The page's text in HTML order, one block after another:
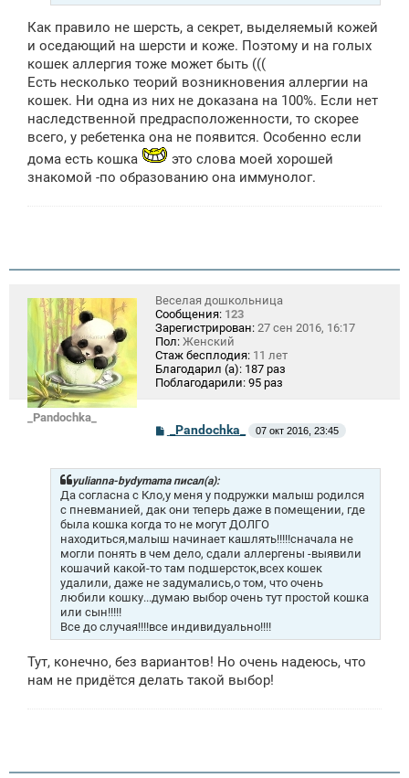
Как правило не шерсть, а секрет, выделяемый кожей
и оседающий на шерсти и коже. Поэтому и на голых
кошек аллергия тоже может быть (((
Есть несколько теорий возникновения аллергии на
кошек. Ни одна из них не доказана на 100%. Если нет
наследственной предрасположенности, то скорее
всего, у ребетенка она не появится. Особенно если
дома есть кошка
это слова моей хорошей
знакомой -по образованию она иммунолог.
_Pandochka_
Веселая дошкольница
Сообщения: 123
Зарегистрирован: 27 сен 2016, 16:17
Пол: Женский
Стаж бесплодия: 11 лет
Благодарил (а): 187 раз
Поблагодарили: 95 раз
б
щ
е
н
и
е
_Pandochka_ 07 окт 2016, 23:45
yulianna-bydymama писал(а):
Да согласна с Кло,у меня у подружки малыш родился
с пневманией, дак они теперь даже в помещении, где
была кошка когда то не могут ДОЛГО
находиться,малыш начинает кашлять!!!!!сначала не
могли понять в чем дело, сдали аллергены -выявили
кошачий какой-то там подшерсток,всех кошек
удалили, даже не задумались,о том, что очень
любили кошку...думаю выбор очень тут простой кошка
или сын!!!!!
Все до случая!!!!все индивидуально!!!!
Тут, конечно, без вариантов! Но очень надеюсь, что
нам не придётся делать такой выбор!